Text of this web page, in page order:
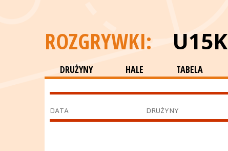
ROZGRYWKI: U15K
DRUŻYNY HALE TABELA
DATA DRUŻYNY